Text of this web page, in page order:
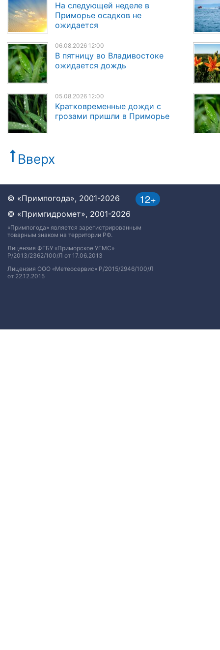
На следующей неделе в
Приморье осадков не
ожидается
06.08.2026 12:00
В пятницу во Владивостоке
ожидается дождь
05.08.2026 12:00
Кратковременные дожди с
грозами пришли в Приморье
Вверх
12+
© «Примпогода», 2001-2026
© «Примгидромет», 2001-2026
«Примпогода» является зарегистрированным
товарным знаком на территории РФ.
Лицензия ФГБУ «Приморское УГМС»
Р/2013/2362/100/Л от 17.06.2013
Лицензия ООО «Метеосервис» Р/2015/2946/100/Л
от 22.12.2015